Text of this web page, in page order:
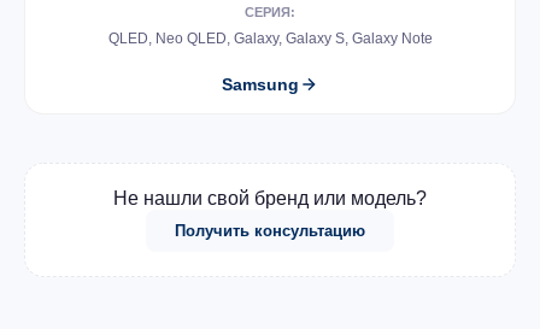
СЕРИЯ:
QLED, Neo QLED, Galaxy, Galaxy S, Galaxy Note
Samsung
Не нашли свой бренд или модель?
Получить консультацию